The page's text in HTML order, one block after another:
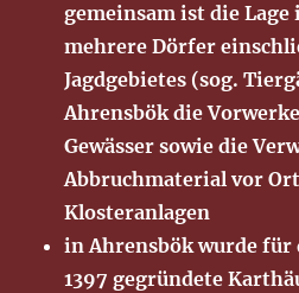
gemeinsam ist die
mehrere Dörfer
Jagdgebietes (sog.
Ahrensbök die
Gewässer sowie die
Abbruchmaterial vor
Klosteranlagen
in Ahrensbök wurde für
1397 gegründete